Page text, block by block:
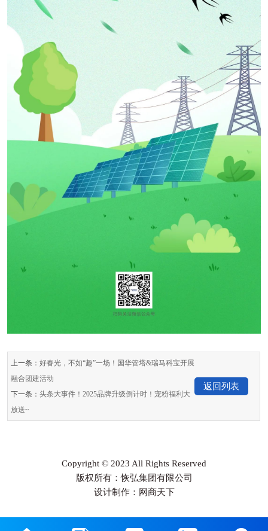
上一条：好春光，不如“趣”一场！国华管塔&瑞马科宝开展
融合团建活动
下一条：头条大事件！2025品牌升级倒计时！宠粉福利大
放送~
返回列表
Copyright © 2023 All Rights Reserved
版权所有：恢弘集团有限公司
设计制作：网商天下